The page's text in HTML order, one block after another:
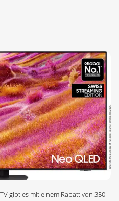
gibt es mit einem Rabatt von 350